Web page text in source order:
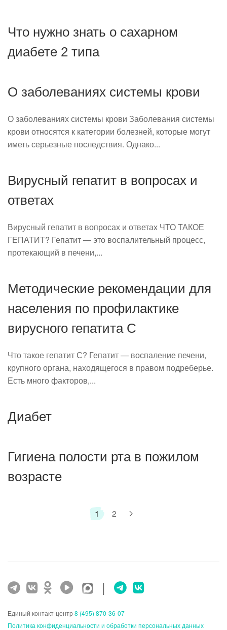
Что нужно знать о сахарном
диабете 2 типа
О заболеваниях системы крови
О заболеваниях системы крови Заболевания системы
крови относятся к категории болезней, которые могут
иметь серьезные последствия. Однако...
Вирусный гепатит в вопросах и
ответах
Вирусный гепатит в вопросах и ответах ЧТО ТАКОЕ
ГЕПАТИТ? Гепатит — это воспалительный процесс,
протекающий в печени,...
Методические рекомендации для
населения по профилактике
вирусного гепатита С
Что такое гепатит С? Гепатит — воспаление печени,
крупного органа, находящегося в правом подреберье.
Есть много факторов,...
Диабет
Гигиена полости рта в пожилом
возрасте
1 2
|
Единый контакт-центр 8 (495) 870-36-07
Политика конфиденциальности и обработки персональных данных